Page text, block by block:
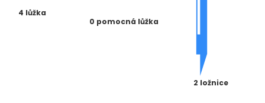
4 lůžka
0 pomocná lůžka
2 ložnice